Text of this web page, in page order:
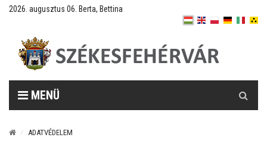
2026. augusztus 06. Berta, Bettina
MENÜ
ADATVÉDELEM